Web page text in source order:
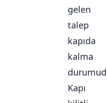
gelen
talep
kapıda
kalma
Kapı